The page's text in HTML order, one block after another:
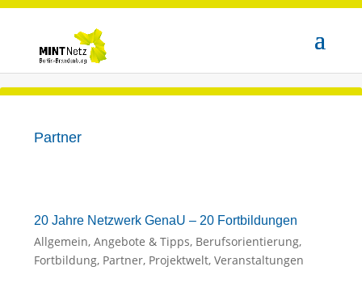
Partner
20 Jahre Netzwerk GenaU – 20 Fortbildungen
Allgemein, Angebote & Tipps, Berufsorientierung,
Fortbildung, Partner, Projektwelt, Veranstaltungen